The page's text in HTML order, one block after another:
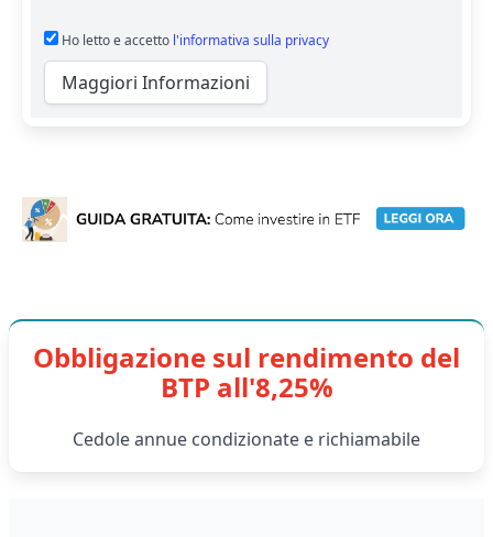
Ho letto e accetto l'informativa sulla privacy
Maggiori Informazioni
Obbligazione sul rendimento del
BTP all'8,25%
Cedole annue condizionate e richiamabile